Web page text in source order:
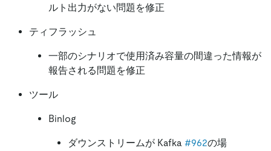
ルト出力がない問題を修正
ティフラッシュ
一部のシナリオで使用済み容量の間違った情報が
報告される問題を修正
ツール
Binlog
ダウンストリームが Kafka #962の場